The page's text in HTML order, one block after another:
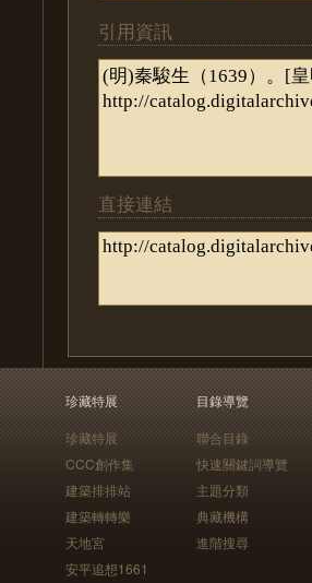
引用資訊
直接連結
珍藏特展
珍藏特展
CCC創作集
建築排排站
建築轉轉樂
天地宮
安平追想1661
目錄導覽
聯合目錄
快速關鍵詞導覽
主題分類
典藏機構
進階搜尋